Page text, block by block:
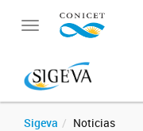
Toggle
Sigeva Noticias